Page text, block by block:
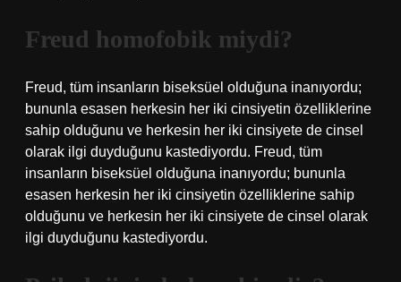
Freud homofobik miydi?
Freud, tüm insanların biseksüel olduğuna inanıyordu;
bununla esasen herkesin her iki cinsiyetin özelliklerine
sahip olduğunu ve herkesin her iki cinsiyete de cinsel
olarak ilgi duyduğunu kastediyordu. Freud, tüm
insanların biseksüel olduğuna inanıyordu; bununla
esasen herkesin her iki cinsiyetin özelliklerine sahip
olduğunu ve herkesin her iki cinsiyete de cinsel olarak
ilgi duyduğunu kastediyordu.